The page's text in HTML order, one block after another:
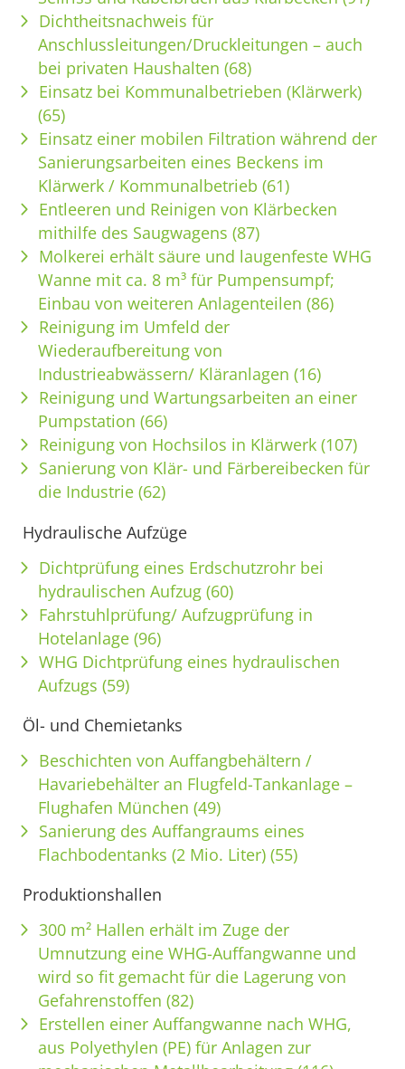
Dichtheitsnachweis für
Anschlussleitungen/Druckleitungen – auch
bei privaten Haushalten (68)
Einsatz bei Kommunalbetrieben (Klärwerk)
(65)
Einsatz einer mobilen Filtration während der
Sanierungsarbeiten eines Beckens im
Klärwerk / Kommunalbetrieb (61)
Entleeren und Reinigen von Klärbecken
mithilfe des Saugwagens (87)
Molkerei erhält säure und laugenfeste WHG
Wanne mit ca. 8 m³ für Pumpensumpf;
Einbau von weiteren Anlagenteilen (86)
Reinigung im Umfeld der
Wiederaufbereitung von
Industrieabwässern/ Kläranlagen (16)
Reinigung und Wartungsarbeiten an einer
Pumpstation (66)
Reinigung von Hochsilos in Klärwerk (107)
Sanierung von Klär- und Färbereibecken für
die Industrie (62)
Hydraulische Aufzüge
Dichtprüfung eines Erdschutzrohr bei
hydraulischen Aufzug (60)
Fahrstuhlprüfung/ Aufzugprüfung in
Hotelanlage (96)
WHG Dichtprüfung eines hydraulischen
Aufzugs (59)
Öl- und Chemietanks
Beschichten von Auffangbehältern /
Havariebehälter an Flugfeld-Tankanlage –
Flughafen München (49)
Sanierung des Auffangraums eines
Flachbodentanks (2 Mio. Liter) (55)
Produktionshallen
300 m² Hallen erhält im Zuge der
Umnutzung eine WHG-Auffangwanne und
wird so fit gemacht für die Lagerung von
Gefahrenstoffen (82)
Erstellen einer Auffangwanne nach WHG,
aus Polyethylen (PE) für Anlagen zur